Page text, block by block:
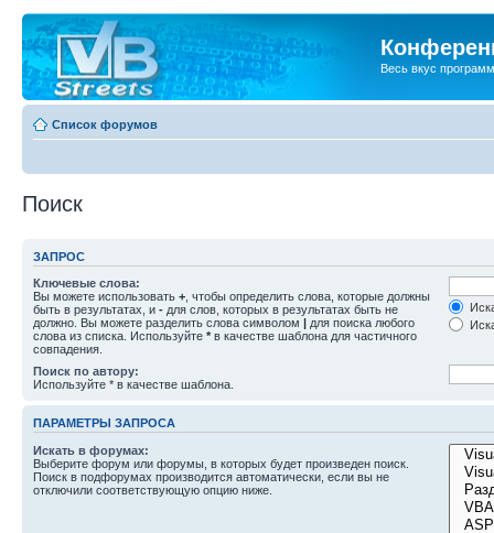
Весь вкус
Список форумов
Поиск
ЗАПРОС
Ключевые слова:
Вы можете использовать + , чтобы определить слова, которые должны
быть в результатах, и - для слов, которых в результатах быть не
должно. Вы можете разделить слова символом | для поиска любого
слова из списка. Используйте * в качестве шаблона для частичного
совпадения.
Поиск по автору:
Используйте * в качестве шаблона.
ПАРАМЕТРЫ ЗАПРОСА
Искать в форумах:
Выберите форум или форумы, в которых будет произведен поиск.
Поиск в подфорумах производится автоматически, если вы не
отключили соответствующую опцию ниже.